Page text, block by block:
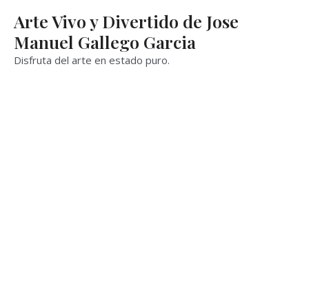
contenido
Arte Vivo y Divertido de Jose
Manuel Gallego Garcia
Disfruta del arte en estado puro.